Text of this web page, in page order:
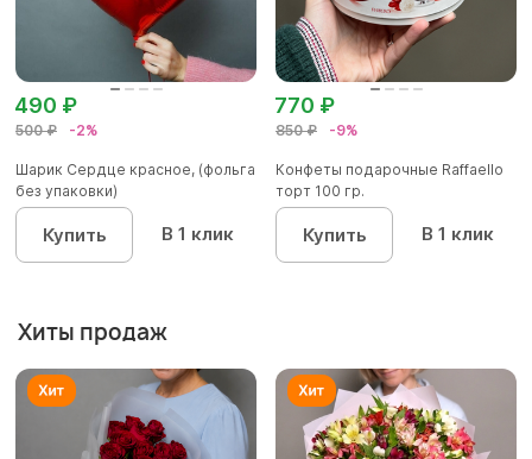
500 ₽ -2%
490 ₽
Шарик Сердце красное, (фольга
без упаковки)
Купить В 1 клик
850 ₽ -9%
770 ₽
Конфеты подарочные Raffaello
торт 100 гр.
Купить В 1 клик
Хиты продаж